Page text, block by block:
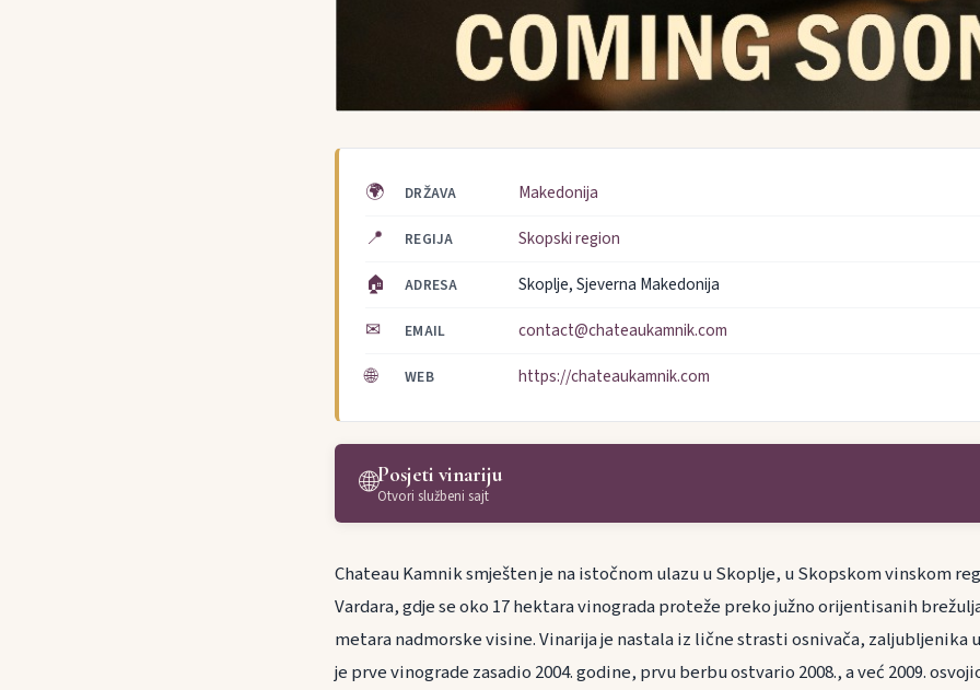
🌍 DRŽAVA Makedonija
📍 REGIJA Skopski region
🏠 ADRESA Skoplje, Sjeverna Makedonija
✉ EMAIL contact@chateaukamnik.com
🌐 WEB https://chateaukamnik.com
🌐Posjeti vinariju
Otvori službeni sajt
Chateau Kamnik smješten je na istočnom ulazu u Skoplje, u Skopskom vinskom
Vardara, gdje se oko 17 hektara vinograda proteže preko južno orijentisanih
metara nadmorske visine. Vinarija je nastala iz lične strasti osnivača, zaljubljenika
je prve vinograde zasadio 2004. godine, prvu berbu ostvario 2008., a već 2009.